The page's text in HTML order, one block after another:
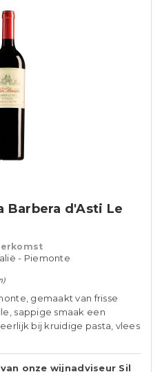
Barbera d'Asti Le
- Piemonte
gemaakt van frisse
sappige smaak een
bij kruidige pasta, vlees
onze wijnadviseur Sil